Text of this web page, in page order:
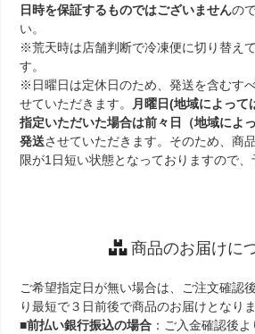
日時を保証するものではございませんの
い。
※荒天時は店舗判断で冷凍便に切り替え
す。
※日曜日は定休日のため、発送を含むす
せていただきます。
月曜日(地域によって
指定いただいた場合は前々日（地域によ
発送させていただきます。そのため、商
限が1日短い状態となっておりますので、
商品のお届けに
ご希望指定日が無い場合は、ご注文確認
り最短で３日前後で商品のお届けとなり
■前払い銀行振込の場合 ：ご入金確認後